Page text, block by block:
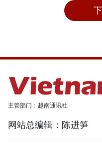
主管部门：越南通讯社
网站总编辑：陈进笋